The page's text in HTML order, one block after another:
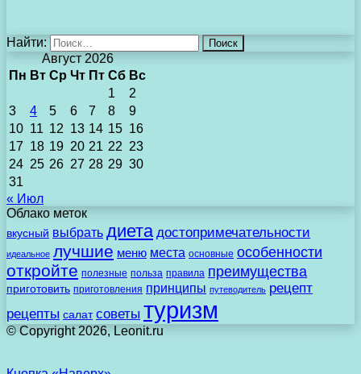
Найти:
Август 2026
Пн Вт Ср Чт Пт Сб Вс
1
2
3
4 5 6 7 8
9
10 11 12 13 14 15 16
17 18 19 20 21 22 23
24 25 26 27 28 29 30
31
« Июл
Облако меток
вкусный выбрать диета достопримечательности
идеальное лучшие меню места основные особенности
откройте полезные польза правила преимущества
приготовить приготовления принципы путеводитель рецепт
рецепты салат советы туризм
© Copyright 2026, Leonit.ru